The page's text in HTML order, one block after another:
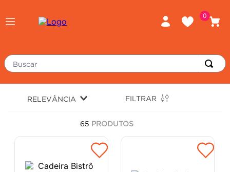
0
Buscar
RELEVÂNCIA FILTRAR
65 PRODUTOS
º tinta